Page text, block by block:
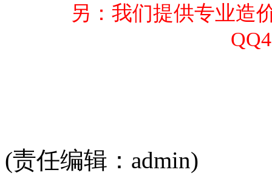
另：我们提供专业造
(责任编辑：admin)